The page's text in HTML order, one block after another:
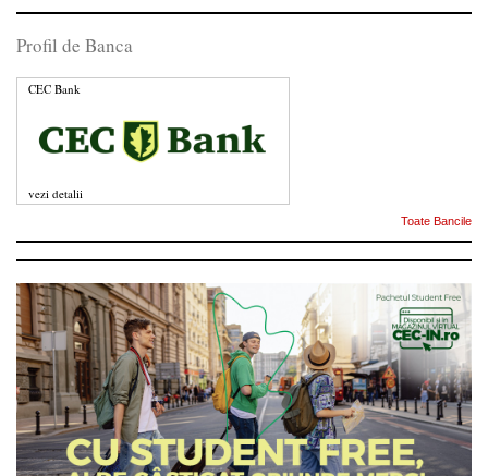
Profil de Banca
CEC Bank
vezi detalii
Toate Bancile